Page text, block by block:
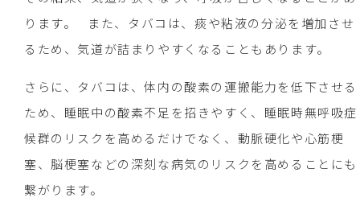
ります。 また、タバコは、痰や粘液の分泌を増加させ
るため、気道が詰まりやすくなることもあります。
さらに、タバコは、体内の酸素の運搬能力を低下させる
ため、睡眠中の酸素不足を招きやすく、睡眠時無呼吸症
候群のリスクを高めるだけでなく、動脈硬化や心筋梗
塞、脳梗塞などの深刻な病気のリスクを高めることにも
繋がります。